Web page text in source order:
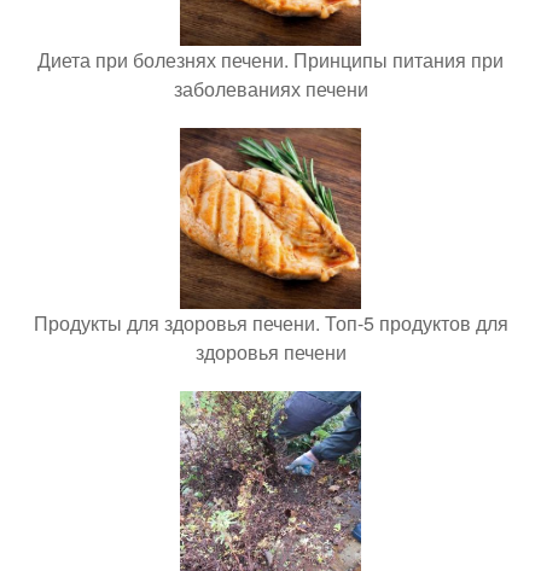
Диета при болезнях печени. Принципы питания при
заболеваниях печени
Продукты для здоровья печени. Топ-5 продуктов для
здоровья печени